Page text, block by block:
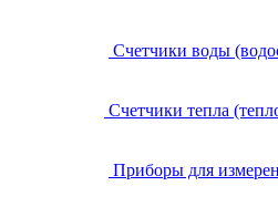
Счетчики воды
Счетчики тепла
Приборы для